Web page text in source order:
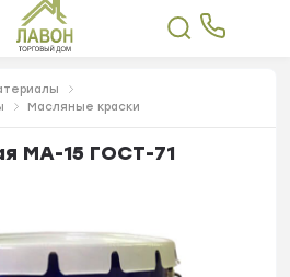
Масляные краски
МА-15 ГОСТ-71